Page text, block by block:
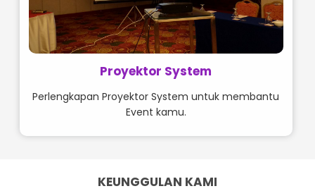
Proyektor System
Perlengkapan Proyektor System untuk membantu
Event kamu.
KEUNGGULAN KAMI